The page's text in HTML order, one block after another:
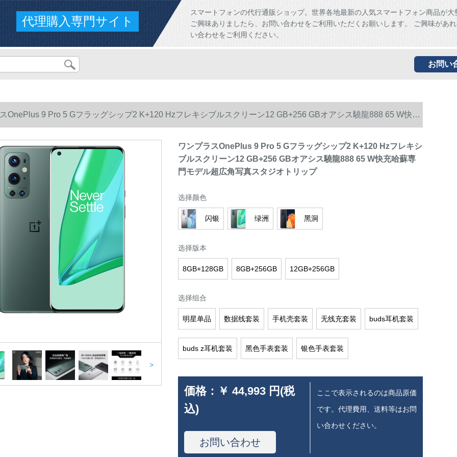
代理購入専門サイト
スマートフォンの代行通販ショップ。世界各地最新の人気スマートフォン商品が大
ご興味ありましたら、お問い合わせをご利用いただくお願いします。 ご興味があ
い合わせをご利用ください。
お問い
OnePlus 9 Pro 5 Gフラッグシップ2 K+120 Hzフレキシブルスクリーン12 GB+256 GBオアシス驍龍888 65 W快充
ル超広角写真スタジオトリップ
>
ワンプラスOnePlus 9 Pro 5 Gフラッグシップ2 K+120 Hzフレキシ
ブルスクリーン12 GB+256 GBオアシス驍龍888 65 W快充哈蘇専
門モデル超広角写真スタジオトリップ
选择颜色
闪银 绿洲 黑洞
选择版本
8GB+128GB 8GB+256GB 12GB+256GB
选择组合
明星单品 数据线套装 手机壳套装 无线充套装 buds耳机套装
buds z耳机套装 黑色手表套装 银色手表套装
価格： ￥ 44,993 円(税
込)
お問い合わせ
ここで表示されるのは商品原価
です。代理費用、送料等はお問
い合わせください。